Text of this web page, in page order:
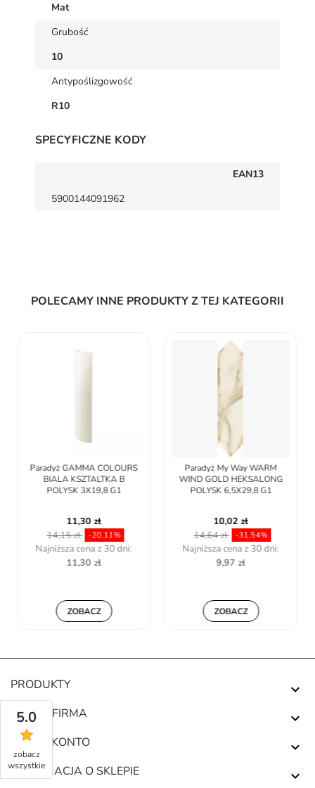
Mat
Grubość
10
Antypoślizgowość
R10
SPECYFICZNE KODY
EAN13
5900144091962
POLECAMY INNE PRODUKTY Z TEJ KATEGORII
Paradyż GAMMA COLOURS
BIALA KSZTALTKA B
POLYSK 3X19,8 G1
11,30 zł
14,15 zł
-20,11%
Najniższa cena z 30 dni:
11,30 zł
ZOBACZ
Paradyż My Way WARM
WIND GOLD HEKSALONG
POLYSK 6,5X29,8 G1
10,02 zł
14,64 zł
-31,54%
Najniższa cena z 30 dni:
9,97 zł
ZOBACZ
PRODUKTY 
NASZA FIRMA 
TWOJE KONTO 
INFORMACJA O SKLEPIE 
5.0
zobacz
wszystkie